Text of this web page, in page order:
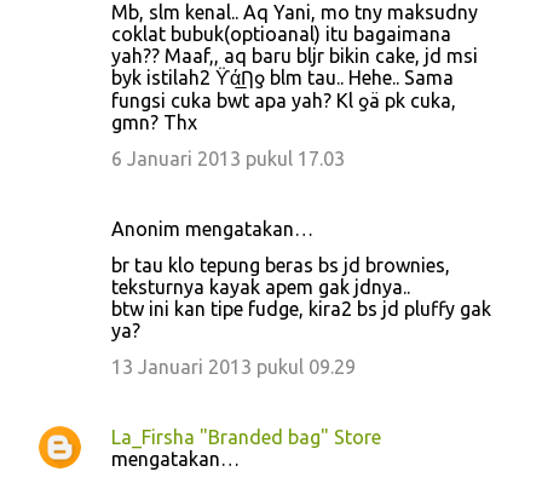
Mb, slm kenal.. Aq Yani, mo tny maksudny
coklat bubuk(optioanal) itu bagaimana
yah?? Maaf,, aq baru bljr bikin cake, jd msi
byk istilah2 ϔά̲Ƞƍ blm tau.. Hehe.. Sama
fungsi cuka bwt apa yah? Kl ƍä pk cuka,
gmn? Thx
6 Januari 2013 pukul 17.03
Anonim mengatakan…
br tau klo tepung beras bs jd brownies,
teksturnya kayak apem gak jdnya..
btw ini kan tipe fudge, kira2 bs jd pluffy gak
ya?
13 Januari 2013 pukul 09.29
La_Firsha "Branded bag" Store
mengatakan…